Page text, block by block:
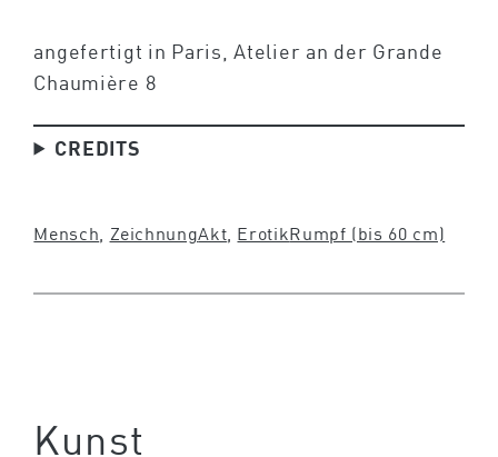
angefertigt in Paris, Atelier an der Grande
Chaumière 8
CREDITS
Mensch ZeichnungAkt ErotikRumpf (bis 60 cm)
Kunst